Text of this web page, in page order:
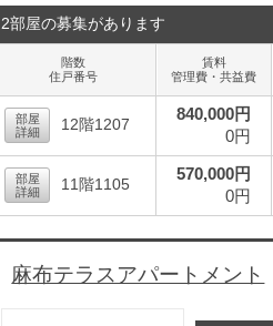
2部屋の募集があります
階数
住戸番号
賃料
管理費・共益費
部屋
詳細
12階1207
840,000円
0円
部屋
詳細
11階1105
570,000円
0円
麻布テラスアパートメント